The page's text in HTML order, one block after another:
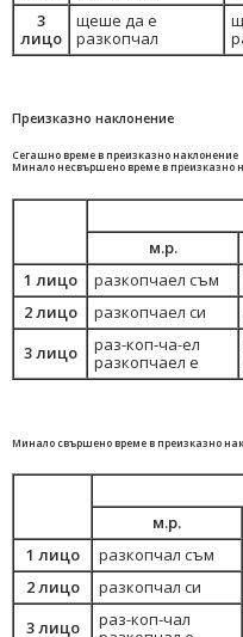
3
лицо
щеше да е
разкопчал
Преизказно наклонение
Сегашно време в преизказно наклонение
Минало несвършено време в преизказно
м.р.
1 лицо
разкопчаел съм
2 лицо
разкопчаел си
3 лицо
раз-коп-ча-ел
разкопчаел е
Минало свършено време в преизказно
м.р.
1 лицо
разкопчал съм
2 лицо
разкопчал си
3 лицо
раз-коп-чал